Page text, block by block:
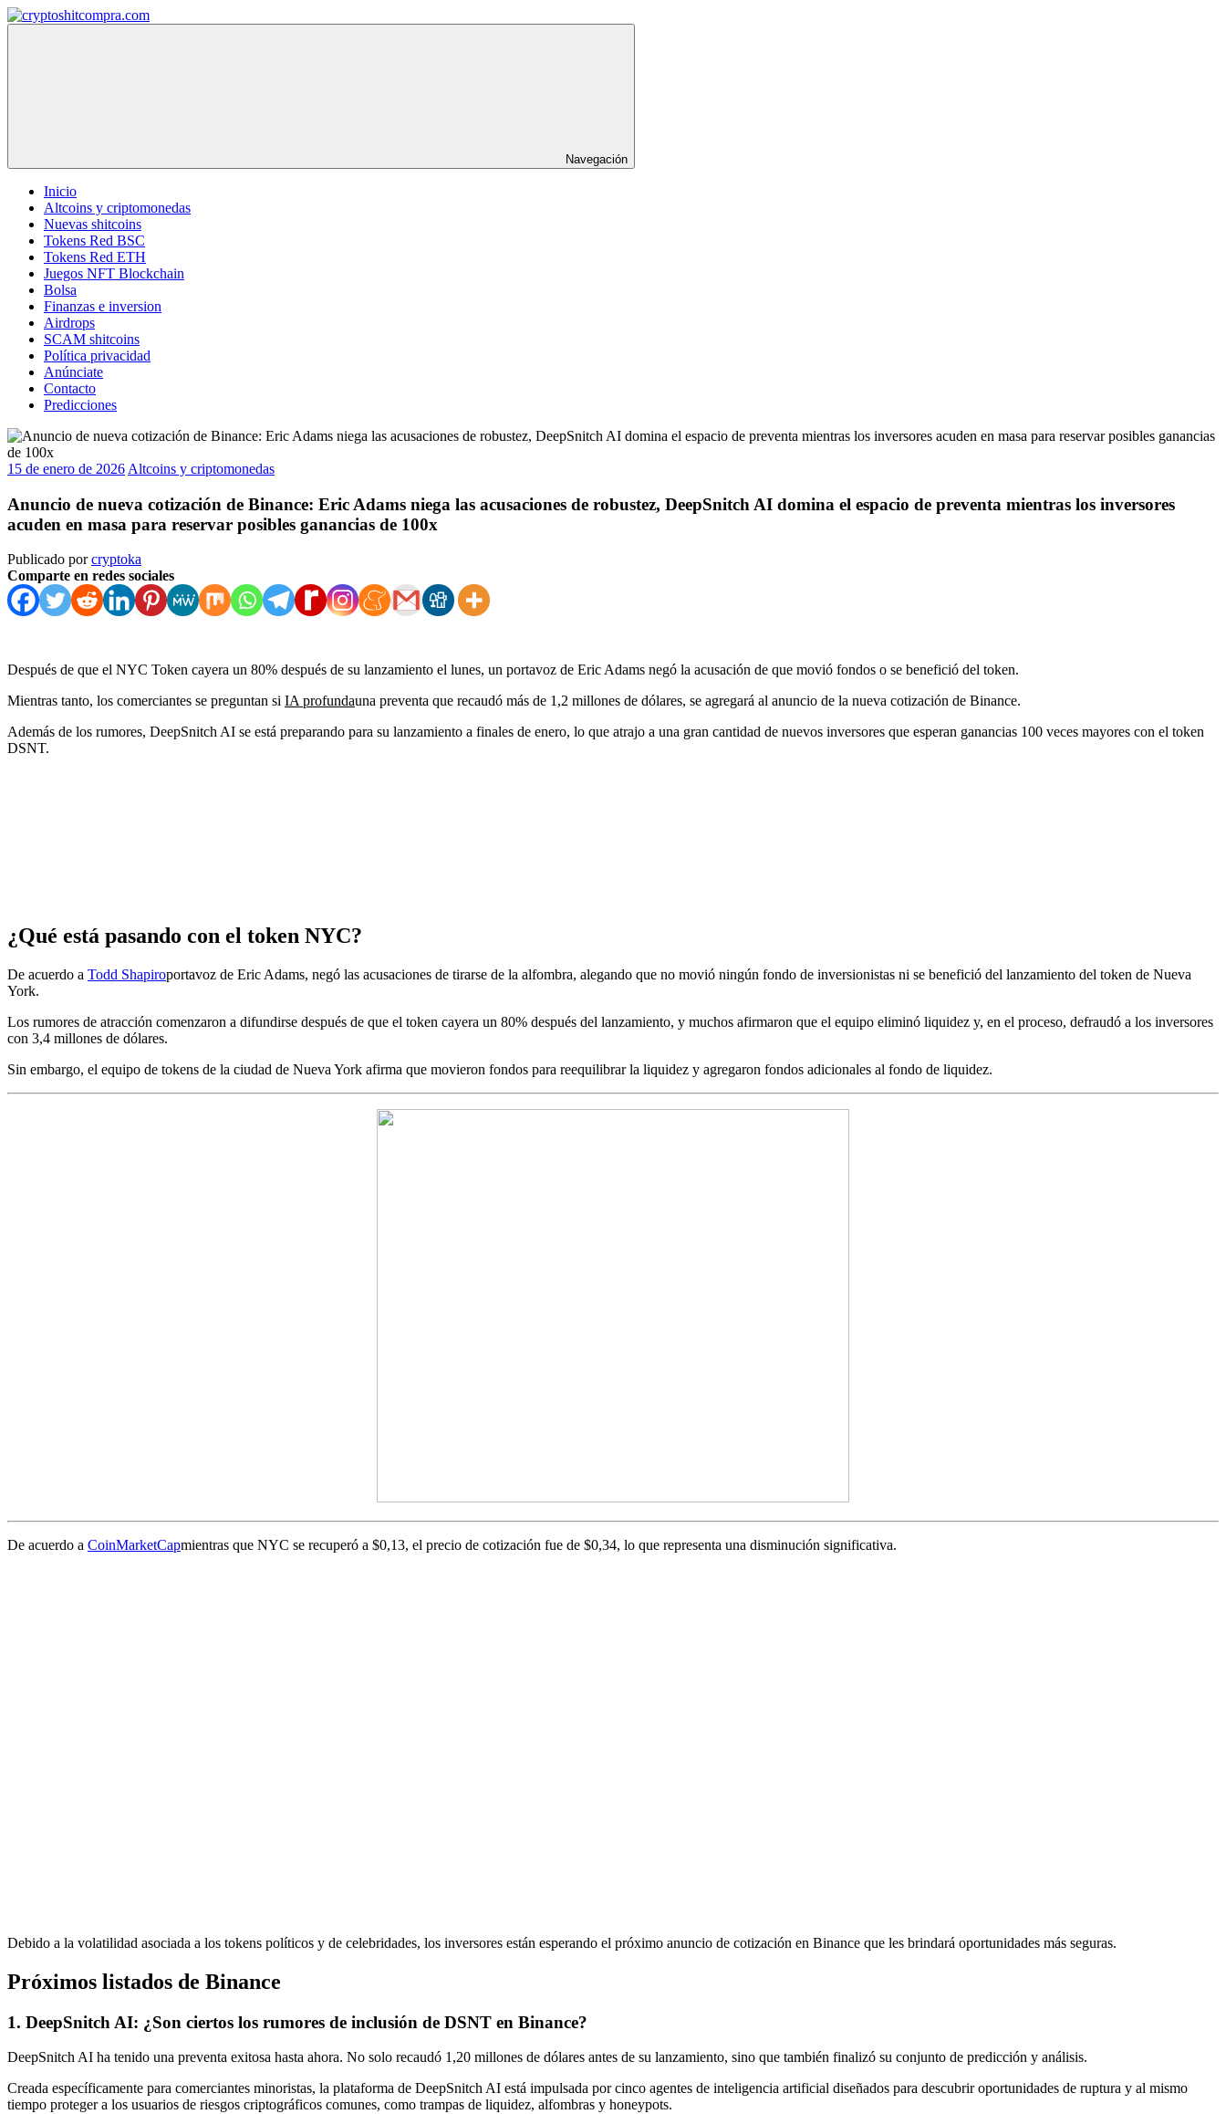
Saltar
al
Navegación
Inicio
Altcoins y criptomonedas
Nuevas shitcoins
Tokens Red BSC
Tokens Red ETH
Juegos NFT Blockchain
Bolsa
Finanzas e inversion
Airdrops
SCAM shitcoins
Política privacidad
Anúnciate
Contacto
Predicciones
15 de enero de 2026 Altcoins y criptomonedas
Anuncio de nueva cotización de Binance: Eric Adams niega las acusaciones de robustez, DeepSnitch AI domina el espacio de preventa mientras los inversores
acuden en masa para reservar posibles ganancias de 100x
Publicado porcryptoka
Comparte en redes sociales
Después de que el NYC Token cayera un 80% después de su lanzamiento el lunes, un portavoz de Eric Adams negó la acusación de que movió fondos o se benefició del token.
Mientras tanto, los comerciantes se preguntan si IA profundauna preventa que recaudó más de 1,2 millones de dólares, se agregará al anuncio de la nueva cotización de Binance.
Además de los rumores, DeepSnitch AI se está preparando para su lanzamiento a finales de enero, lo que atrajo a una gran cantidad de nuevos inversores que esperan ganancias 100 veces mayores con el token
DSNT.
¿Qué está pasando con el token NYC?
De acuerdo a Todd Shapiroportavoz de Eric Adams, negó las acusaciones de tirarse de la alfombra, alegando que no movió ningún fondo de inversionistas ni se benefició del lanzamiento del token de Nueva
York.
Los rumores de atracción comenzaron a difundirse después de que el token cayera un 80% después del lanzamiento, y muchos afirmaron que el equipo eliminó liquidez y, en el proceso, defraudó a los inversores
con 3,4 millones de dólares.
Sin embargo, el equipo de tokens de la ciudad de Nueva York afirma que movieron fondos para reequilibrar la liquidez y agregaron fondos adicionales al fondo de liquidez.
De acuerdo a CoinMarketCapmientras que NYC se recuperó a $0,13, el precio de cotización fue de $0,34, lo que representa una disminución significativa.
Debido a la volatilidad asociada a los tokens políticos y de celebridades, los inversores están esperando el próximo anuncio de cotización en Binance que les brindará oportunidades más seguras.
Próximos listados de Binance
1. DeepSnitch AI: ¿Son ciertos los rumores de inclusión de DSNT en Binance?
DeepSnitch AI ha tenido una preventa exitosa hasta ahora. No solo recaudó 1,20 millones de dólares antes de su lanzamiento, sino que también finalizó su conjunto de predicción y análisis.
Creada específicamente para comerciantes minoristas, la plataforma de DeepSnitch AI está impulsada por cinco agentes de inteligencia artificial diseñados para descubrir oportunidades de ruptura y al mismo
tiempo proteger a los usuarios de riesgos criptográficos comunes, como trampas de liquidez, alfombras y honeypots.